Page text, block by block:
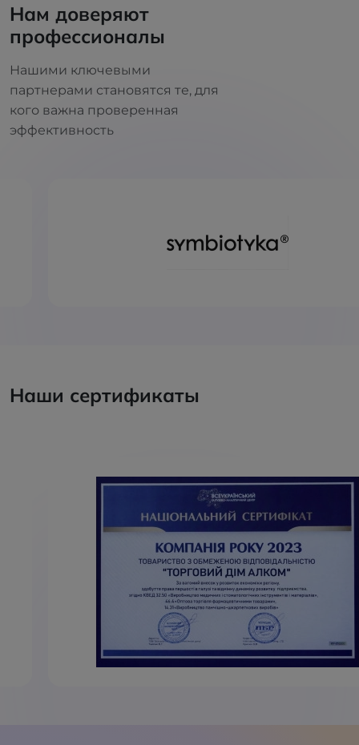
Нам доверяют
профессионалы
Нашими ключевыми
партнерами становятся те, для
кого важна проверенная
эффективность
Наши сертификаты